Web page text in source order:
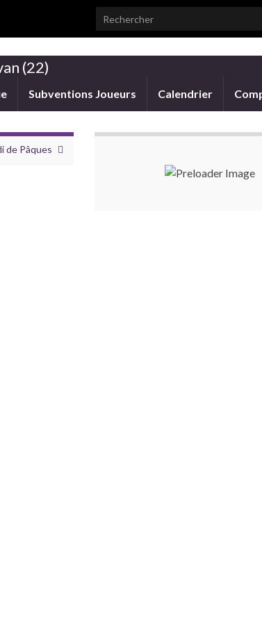
Search for:
(22)
Subventions Joueurs Calendrier
de Pâques